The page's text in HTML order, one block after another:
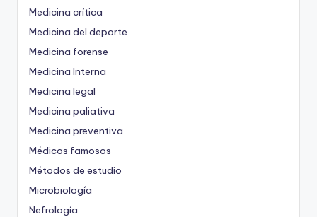
Medicina crítica
Medicina del deporte
Medicina forense
Medicina Interna
Medicina legal
Medicina paliativa
Medicina preventiva
Médicos famosos
Métodos de estudio
Microbiología
Nefrología